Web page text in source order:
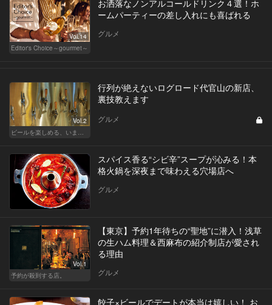
Vol.14
Editor's Choice～gourmet～
お洒落なノンアルコールドリンク４選！ホ
ームパーティーの差し入れにも喜ばれる
グルメ
Vol.2
ビールを楽しめる、いま最旬なビールの新店はこの6軒！
行列が絶えないログロード代官山の新店、
裏技教えます
グルメ
スパイス香る“シビ辛”スープが沁みる！本
格火鍋を深夜まで味わえる穴場店へ
グルメ
Vol.1
予約が殺到する店。
【東京】予約1年待ちの“聖地”に潜入！浅草
の生ハム料理＆西麻布の紹介制店が愛され
る理由
グルメ
餃子×ビールでデートが本当は嬉しい！ お